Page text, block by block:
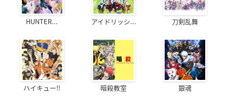
HUNTER... アイドリッシ... 刀剣乱舞
ハイキュー!! 暗殺教室 銀魂